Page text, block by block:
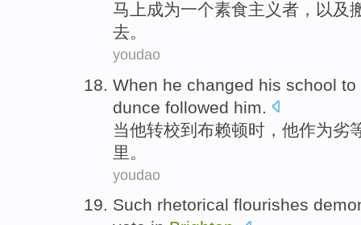
马上成为一个素食主义者 ， 以及
去。
youdao
When he changed his school to
dunce followed him
当他转校到布赖顿时 ， 他作为劣
里 。
youdao
Such rhetorical flourishes